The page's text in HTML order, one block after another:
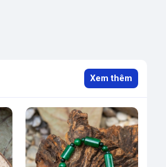
Xem thêm